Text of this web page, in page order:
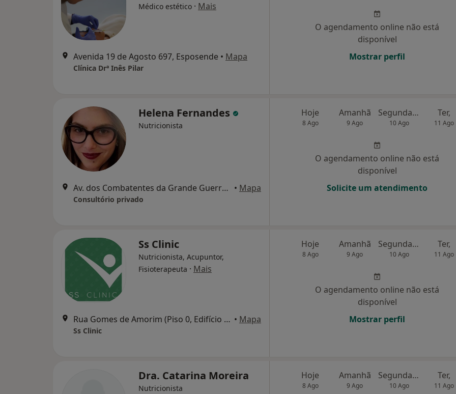
Médico estético · Mais
Avenida 19 de Agosto 697, Esposende • Mapa
Clínica Drª Inês Pilar
O agendamento online não está
disponível
Mostrar perfil
Helena Fernandes
Nutricionista
Av. dos Combatentes da Grande Guerra 94, 4750-279 Barcelos, Barcelos • Mapa
Consultório privado
Hoje
8 Ago
Amanhã
9 Ago
Segunda-feira
10 Ago
Ter,
11 Ago
O agendamento online não está
disponível
Solicite um atendimento
Ss Clinic
Nutricionista, Acupuntor,
Fisioterapeuta · Mais
Rua Gomes de Amorim (Piso 0, Edifício Sport Spirit), Póvoa de Varzim • Mapa
Ss Clinic
Hoje
8 Ago
Amanhã
9 Ago
Segunda-feira
10 Ago
Ter,
11 Ago
O agendamento online não está
disponível
Mostrar perfil
Dra. Catarina Moreira
Nutricionista
Hoje
8 Ago
Amanhã
9 Ago
Segunda-feira
10 Ago
Ter,
11 Ago